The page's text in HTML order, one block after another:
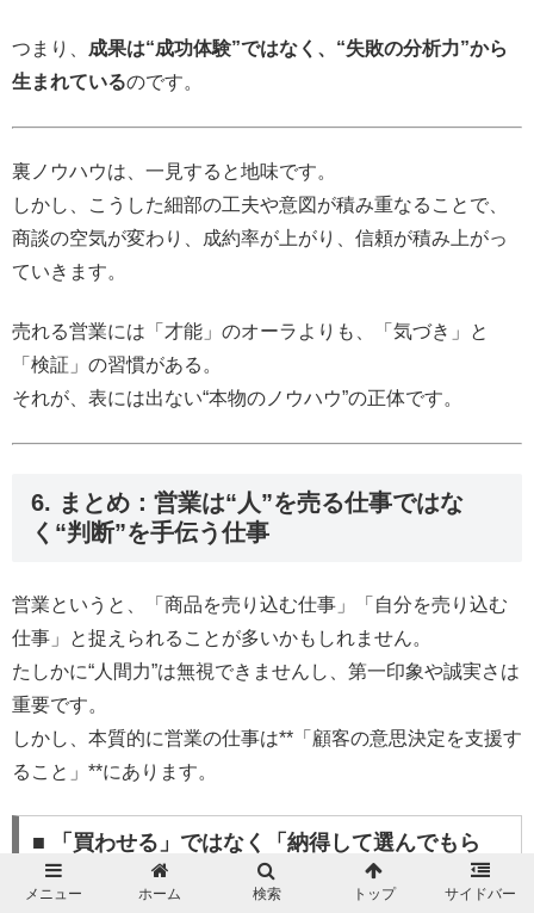
つまり、 成果は“成功体験”ではなく、“失敗の分析力”から
生まれているのです。
裏ノウハウは、一見すると地味です。
しかし、こうした細部の工夫や意図が積み重なることで、
商談の空気が変わり、成約率が上がり、信頼が積み上がっ
ていきます。
売れる営業には「才能」のオーラよりも、「気づき」と
「検証」の習慣がある。
それが、表には出ない“本物のノウハウ”の正体です。
6. まとめ：営業は“人”を売る仕事ではな
く“判断”を手伝う仕事
営業というと、「商品を売り込む仕事」「自分を売り込む
仕事」と捉えられることが多いかもしれません。
たしかに“人間力”は無視できませんし、第一印象や誠実さは
重要です。
しかし、本質的に営業の仕事は**「顧客の意思決定を支援す
ること」**にあります。
■ 「買わせる」ではなく「納得して選んでもら
う」
メニュー ホーム 検索 トップ サイドバー